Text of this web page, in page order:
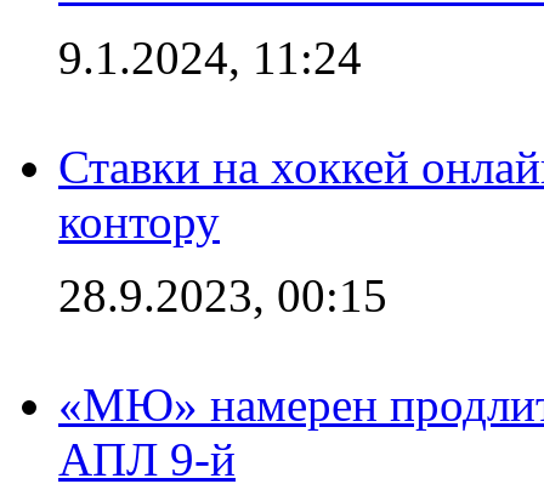
9.1.2024, 11:24
Ставки на хоккей
контору
28.9.2023, 00:15
«МЮ» намерен
АПЛ 9-й